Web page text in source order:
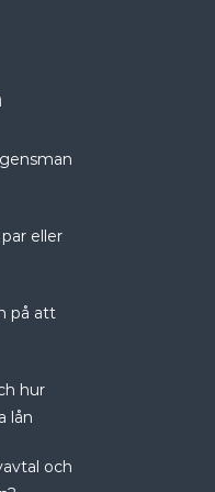
eller
på att
hur
lån
och